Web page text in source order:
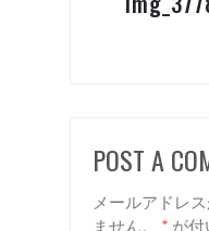
POST A
メールアドレ
ません。
* が